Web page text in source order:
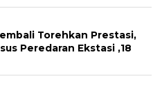
Torehkan Prestasi,
Peredaran Ekstasi ,18